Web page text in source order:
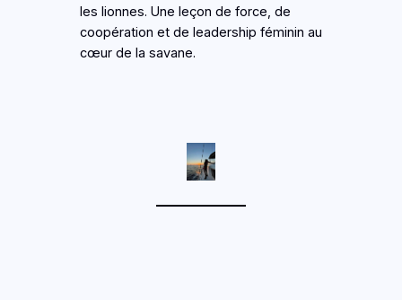
les lionnes. Une leçon de force, de
coopération et de leadership féminin au
cœur de la savane.